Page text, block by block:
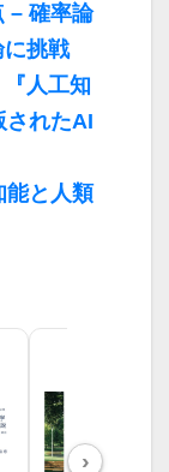
– 確率論
挑戦
『人工知
されたAI
能と人類
›